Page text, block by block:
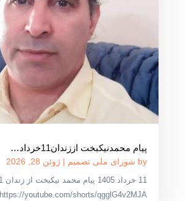
پیام محمدنیکبخت اززندان11خرداد…
by شورای ملی تصمیم | ژوئن 28, 2026
https://youtube.com/shorts/qgglG4v2MJA